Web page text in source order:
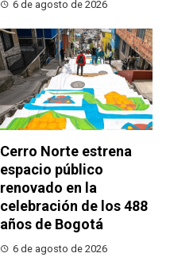
6 de agosto de 2026
Cerro Norte estrena
espacio público
renovado en la
celebración de los 488
años de Bogotá
6 de agosto de 2026